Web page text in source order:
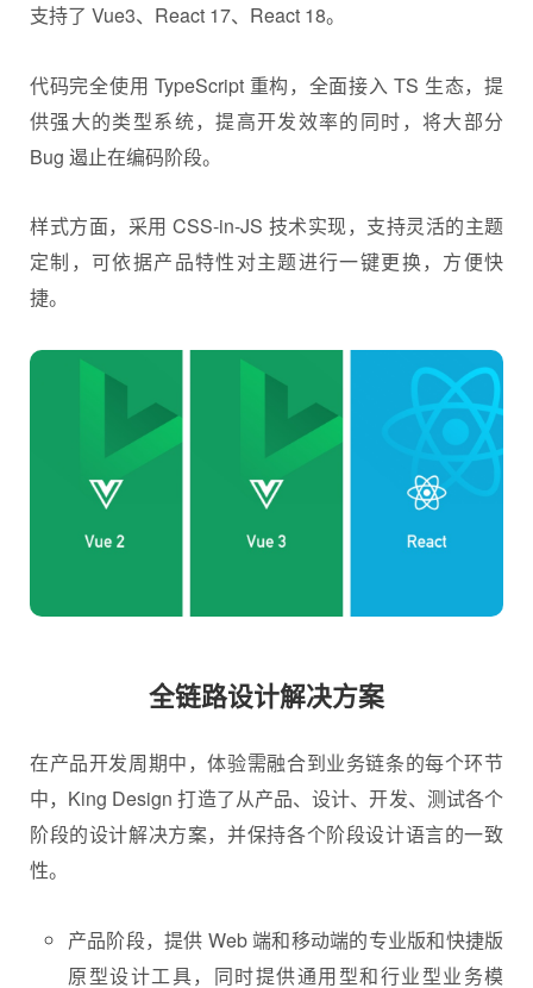
支持了 Vue3、React 17、React 18。
代码完全使用 TypeScript 重构，全面接入 TS 生态，提
供强大的类型系统，提高开发效率的同时，将大部分
Bug 遏止在编码阶段。
样式方面，采用 CSS-in-JS 技术实现，支持灵活的主题
定制，可依据产品特性对主题进行一键更换，方便快
捷。
全链路设计解决方案
在产品开发周期中，体验需融合到业务链条的每个环节
中，King Design 打造了从产品、设计、开发、测试各个
阶段的设计解决方案，并保持各个阶段设计语言的一致
性。
产品阶段，提供 Web 端和移动端的专业版和快捷版
原型设计工具，同时提供通用型和行业型业务模